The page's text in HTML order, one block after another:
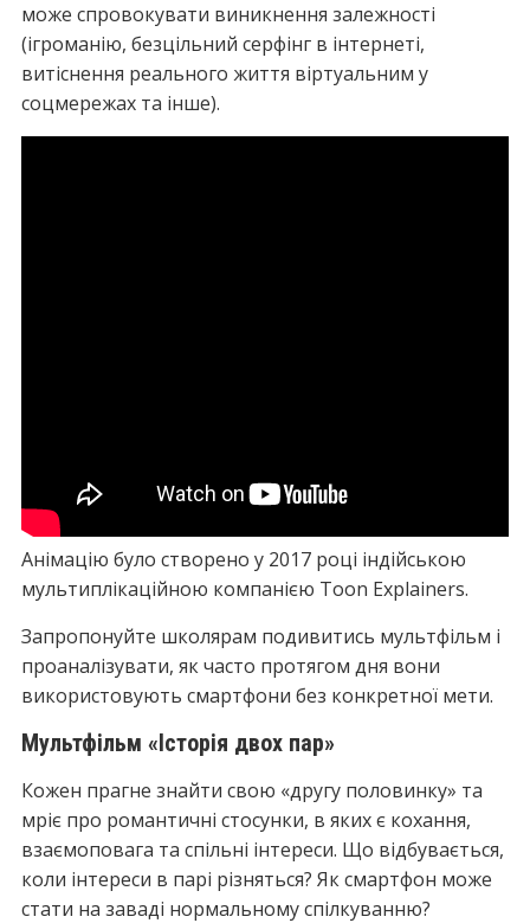
може спровокувати виникнення залежності
(ігроманію, безцільний серфінг в інтернеті,
витіснення реального життя віртуальним у
соцмережах та інше).
Анімацію було створено у 2017 році індійською
мультиплікаційною компанією Toon Explainers.
Запропонуйте школярам подивитись мультфільм і
проаналізувати, як часто протягом дня вони
використовують смартфони без конкретної мети.
Мультфільм «Історія двох пар»
Кожен прагне знайти свою «другу половинку» та
мріє про романтичні стосунки, в яких є кохання,
взаємоповага та спільні інтереси. Що відбувається,
коли інтереси в парі різняться? Як смартфон може
стати на заваді нормальному спілкуванню?